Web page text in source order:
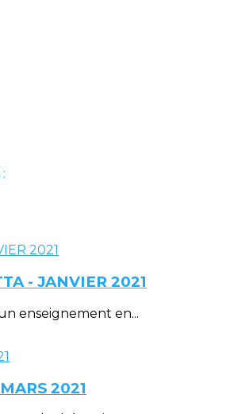
- JANVIER 2021
enseignement en...
2021